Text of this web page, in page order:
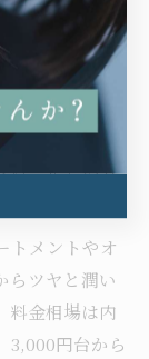
市で注目すべ
せたメニュ
の明瞭さ」で
施術と組み
は、忙しい方
トメントやオ
らツヤと潤い
料金相場は内
3,000円台から